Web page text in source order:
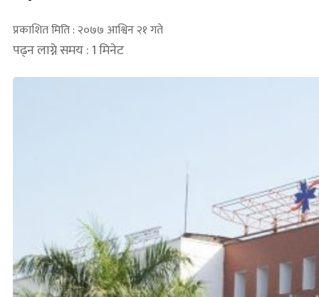
प्रकाशित मिति : २०७७ आश्विन २१ गते
पढ्न लाग्ने समय : 1 मिनेट